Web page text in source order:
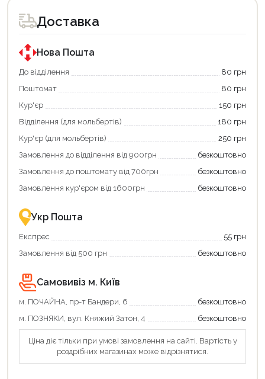
Доставка
Нова Пошта
До відділення
80 грн
Поштомат
80 грн
Кур'єр
150 грн
Відділення (для мольбертів)
180 грн
Кур'єр (для мольбертів)
250 грн
Замовлення до відділення від 900грн
безкоштовно
Замовлення до поштомату від 700грн
безкоштовно
Замовлення кур'єром від 1600грн
безкоштовно
Укр Пошта
Експрес
55 грн
Замовлення від 500 грн
безкоштовно
Самовивіз м. Київ
м. ПОЧАЙНА, пр-т Бандери, 6
безкоштовно
м. ПОЗНЯКИ, вул. Княжий Затон, 4
безкоштовно
Ціна діє тільки при умові замовлення на сайті. Вартість у
роздрібних магазинах може відрізнятися.
Продовжити покупки